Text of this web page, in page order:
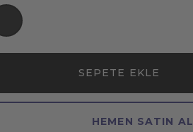
SEPETE EKLE
HEMEN SATIN AL